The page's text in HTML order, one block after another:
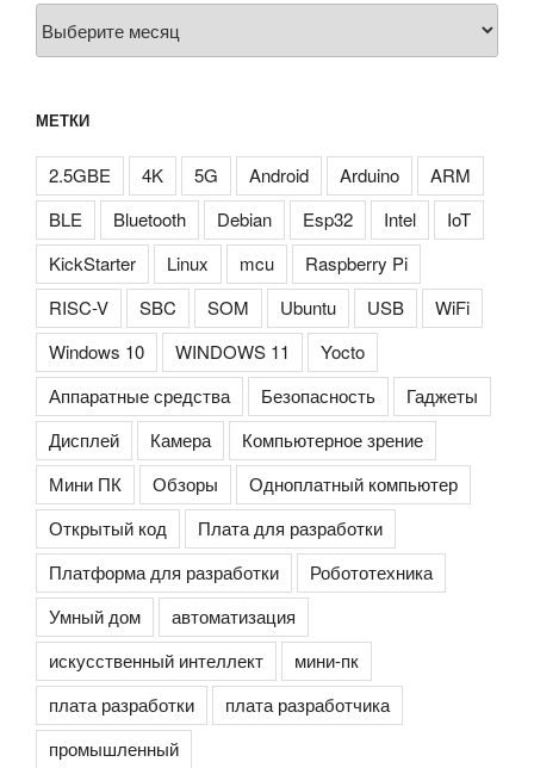
МЕТКИ
2.5GBE 4K 5G Android Arduino
ARM
BLE
Bluetooth Debian Esp32 Intel
IoT
KickStarter
Linux mcu
Raspberry Pi
RISC-V
SBC SOM Ubuntu USB
WiFi
Windows 10
WINDOWS 11
Yocto
Аппаратные средства
Безопасность
Гаджеты
Дисплей
Камера
Компьютерное зрение
Мини ПК
Обзоры
Одноплатный компьютер
Открытый код
Плата для разработки
Платформа для разработки
Робототехника
Умный дом
автоматизация
искусственный интеллект
мини-пк
плата разработки
плата разработчика
промышленный